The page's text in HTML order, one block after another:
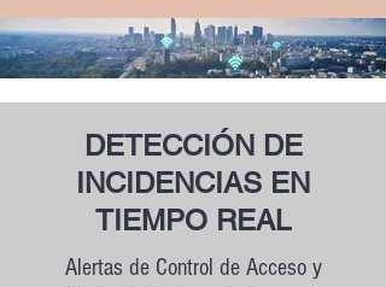
DETECCIÓN DE
INCIDENCIAS EN
TIEMPO REAL
Alertas de Control de Acceso y